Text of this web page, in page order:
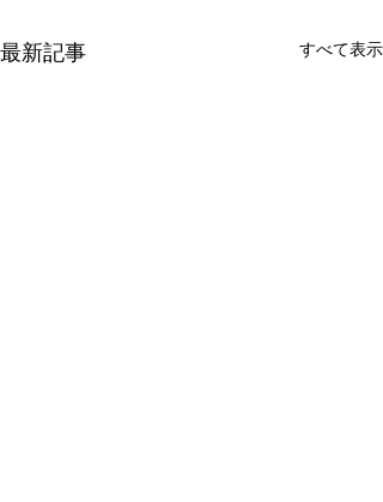
最新記事 すべて表示